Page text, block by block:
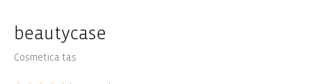
beautycase
Cosmetica tas